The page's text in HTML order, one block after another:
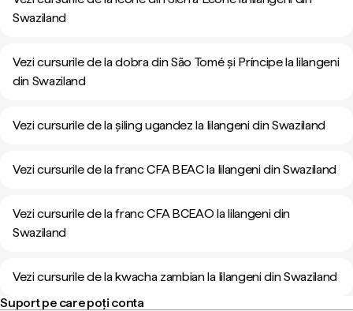
Swaziland
Vezi cursurile de la dobra din São Tomé și Príncipe la lilangeni
din Swaziland
Vezi cursurile de la șiling ugandez la lilangeni din Swaziland
Vezi cursurile de la franc CFA BEAC la lilangeni din Swaziland
Vezi cursurile de la franc CFA BCEAO la lilangeni din
Swaziland
Vezi cursurile de la kwacha zambian la lilangeni din Swaziland
Suport pe care poți conta